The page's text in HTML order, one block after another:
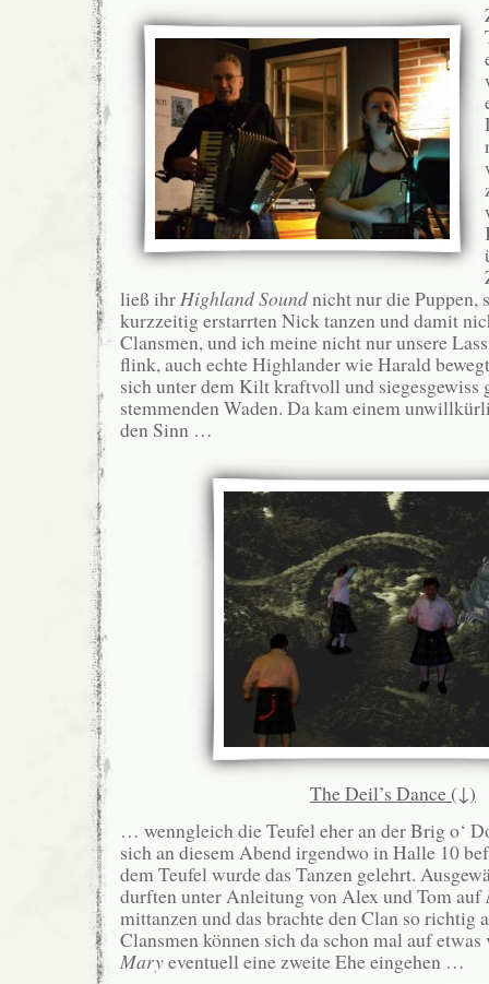
ließ ihrHighland Soundnicht nur die Puppen,
kurzzeitig erstarrten Nick tanzen und damit
Clansmen, und ich meine nicht nur unsere
flink, auch echte Highlander wie Harald
sich unter dem Kilt kraftvoll und siegesgewiss
stemmenden Waden. Da kam einem
den Sinn …
The Deil’s Dance (↓)
… wenngleich die Teufel eher an der Brig o‘
sich an diesem Abend irgendwo in Halle 10
dem Teufel wurde das Tanzen gelehrt.
durften unter Anleitung von Alex und Tom auf
mittanzen und das brachte den Clan so richtig
Clansmen können sich da schon mal auf
Maryeventuell eine zweite Ehe eingehen …